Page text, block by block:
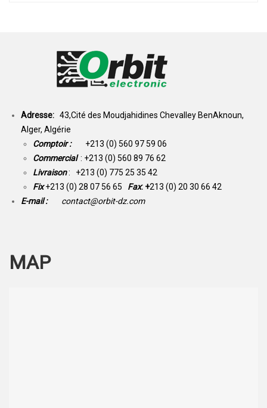
Adresse: 43,Cité des Moudjahidines Chevalley BenAknoun,
Alger, Algérie
Comptoir : +213 (0) 560 97 59 06
Commercial : +213 (0) 560 89 76 62
Livraison: +213 (0) 775 25 35 42
Fix +213 (0) 28 07 56 65 Fax: +213 (0) 20 30 66 42
E-mail :
contact@orbit-dz.com
MAP